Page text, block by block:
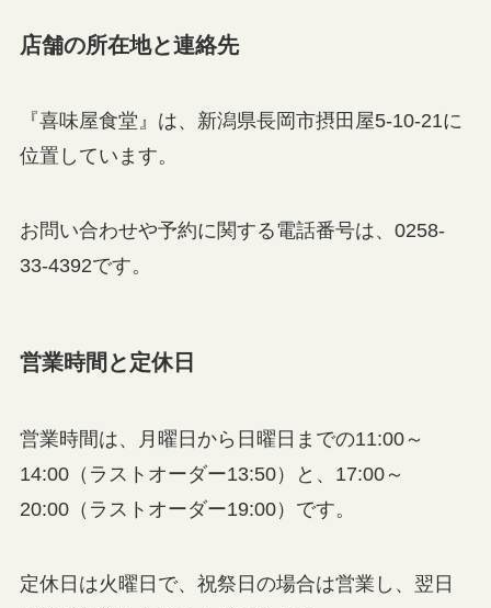
店舗の所在地と連絡先
『喜味屋食堂』は、新潟県長岡市摂田屋5-10-21に
位置しています。
お問い合わせや予約に関する電話番号は、0258-
33-4392です。
営業時間と定休日
営業時間は、月曜日から日曜日までの11:00～
14:00（ラストオーダー13:50）と、17:00～
20:00（ラストオーダー19:00）です。
定休日は火曜日で、祝祭日の場合は営業し、翌日